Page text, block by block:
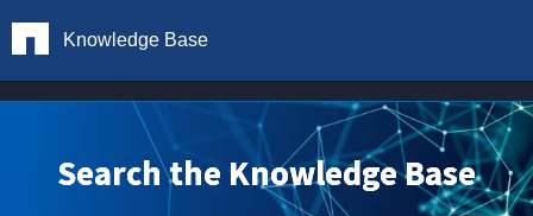
Knowledge Base
Search the Knowledge Base